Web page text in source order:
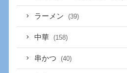
ラーメン (39)
中華 (158)
串かつ (40)